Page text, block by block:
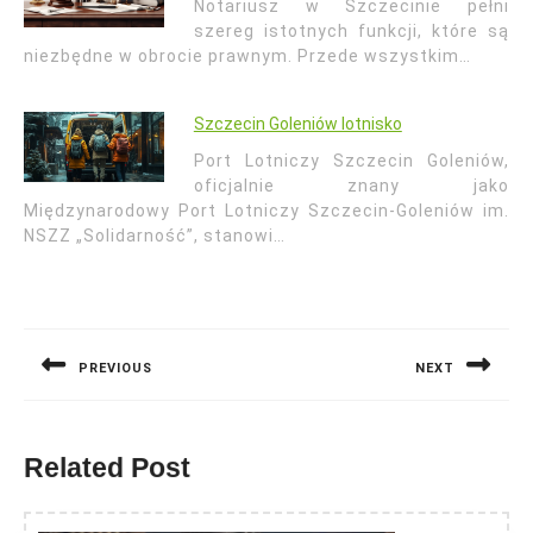
Notariusz w Szczecinie pełni
szereg istotnych funkcji, które są
niezbędne w obrocie prawnym. Przede wszystkim…
Szczecin Goleniów lotnisko
Port Lotniczy Szczecin Goleniów,
oficjalnie znany jako
Międzynarodowy Port Lotniczy Szczecin-Goleniów im.
NSZZ „Solidarność”, stanowi…
PREVIOUS NEXT
Related Post